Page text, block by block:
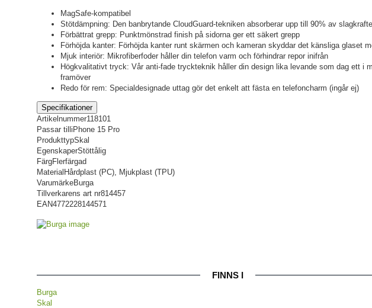
MagSafe-kompatibel
Stötdämpning: Den banbrytande CloudGuard-tekniken absorberar upp till 90% av
Förbättrat grepp: Punktmönstrad finish på sidorna ger ett säkert grepp
Förhöjda kanter: Förhöjda kanter runt skärmen och kameran skyddar det känsliga glaset
Mjuk interiör: Mikrofiberfoder håller din telefon varm och förhindrar repor inifrån
Högkvalitativt tryck: Vår anti-fade tryckteknik håller din design lika levande som dag ett i
framöver
Redo för rem: Specialdesignade uttag gör det enkelt att fästa en telefoncharm (ingår ej)
Specifikationer
Artikelnummer118101
Passar till iPhone 15 Pro
ProdukttypSkal
EgenskaperStöttålig
FärgFlerfärgad
Material Hårdplast (PC), Mjukplast (TPU)
VarumärkeBurga
Tillverkarens art nr814457
EAN4772228144571
FINNS I
Burga
Skal